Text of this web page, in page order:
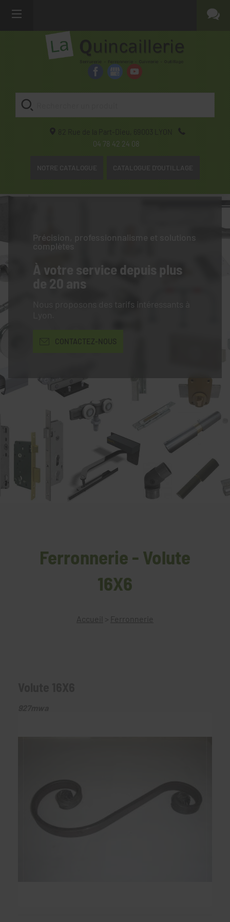
82 Rue de la Part-Dieu, 69003
LYON
04 78 42 24 08
NOTRE CATALOGUE CATALOGUE D'OUTILLAGE
Précision, professionnalisme et solutions
complètes
À votre service depuis plus
de 20 ans
Nous proposons des tarifs intéressants à
CONTACTEZ-NOUS
Ferronnerie - Volute
16X6
Accueil > Ferronnerie